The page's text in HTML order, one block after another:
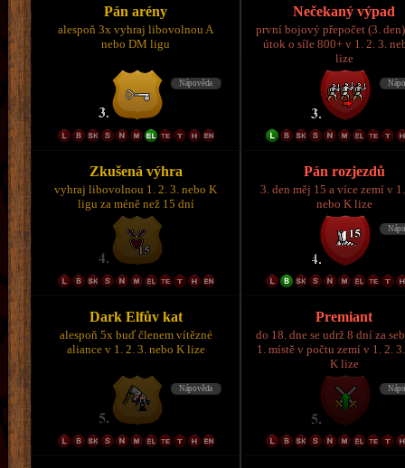
Pán arény
alespoň 3x vyhraj libovolnou A
nebo DM ligu
Nečekaný výpad
první bojový přepočet (3.
útok o síle 800+ v 1. 2. 3.
lize
Zkušená výhra
vyhraj libovolnou 1. 2. 3. nebo K
ligu za méně než 15 dní
Pán rozjezdů
3. den měj 15 a více zemí v
nebo K lize
Dark Elfův kat
alespoň 5x buď členem vítězné
aliance v 1. 2. 3. nebo K lize
Premiant
do 18. dne se udrž 8 dní za
1. místě v počtu zemí v 1. 2.
K lize